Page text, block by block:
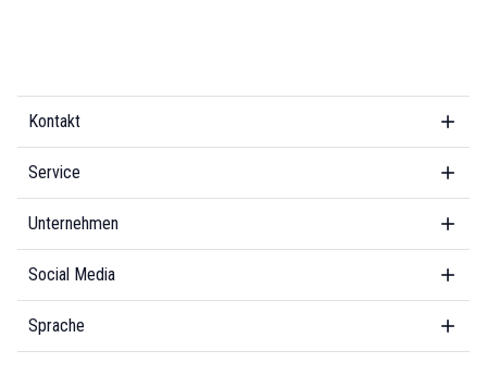
Kontakt
Service
Unternehmen
Social Media
Sprache